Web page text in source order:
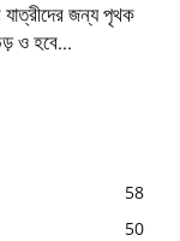
যাত্রীদের জন্য পৃথক
ও হবে...
58
50